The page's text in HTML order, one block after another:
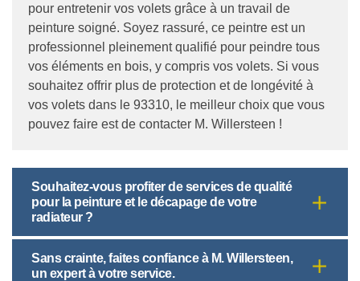
pour entretenir vos volets grâce à un travail de
peinture soigné. Soyez rassuré, ce peintre est un
professionnel pleinement qualifié pour peindre tous
vos éléments en bois, y compris vos volets. Si vous
souhaitez offrir plus de protection et de longévité à
vos volets dans le 93310, le meilleur choix que vous
pouvez faire est de contacter M. Willersteen !
Souhaitez-vous profiter de services de qualité
pour la peinture et le décapage de votre
radiateur ?
Sans crainte, faites confiance à M. Willersteen,
un expert à votre service.